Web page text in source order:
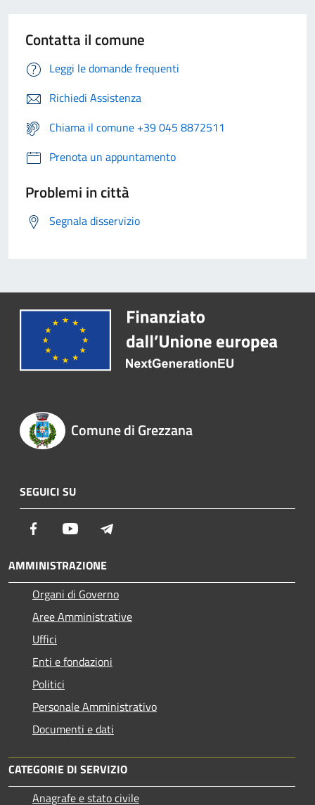
Contatta il comune
Leggi le domande frequenti
Richiedi Assistenza
Chiama il comune +39 045 8872511
Prenota un appuntamento
Problemi in città
Segnala disservizio
Comune di Grezzana
SEGUICI SU
Facebook Youtube
AMMINISTRAZIONE
Organi di Governo
Aree Amministrative
Uffici
Enti e fondazioni
Politici
Personale Amministrativo
Documenti e dati
CATEGORIE DI SERVIZIO
Anagrafe e stato civile